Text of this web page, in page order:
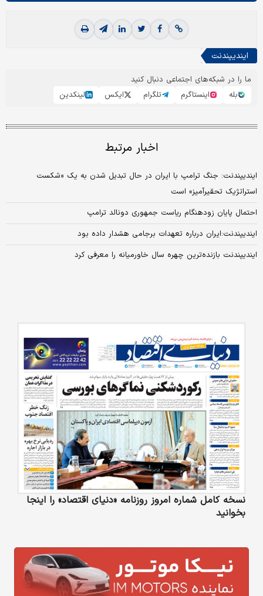
ایندیپندنت
ما را در شبکه‌های اجتماعی دنبال کنید
بله
اینستاگرم تلگرام ایکس لینکدین
اخبار مرتبط
ایندیپندنت: جنگ ترامپ با ایران در حال تبدیل‌ شدن به یک «شکست
استراتژیک تحقیرآمیز» است
احتمال پایان زودهنگام ریاست جمهوری دونالد ترامپ
ایندیپندنت:ایران درباره تعهدات برجامی هشدار داده بود
ایندیپندنت بازنده‌ترین چهره سال خاورمیانه را معرفی کرد
نسخه کامل شماره امروز روزنامه «دنیای‌ اقتصاد» را اینجا
بخوانید